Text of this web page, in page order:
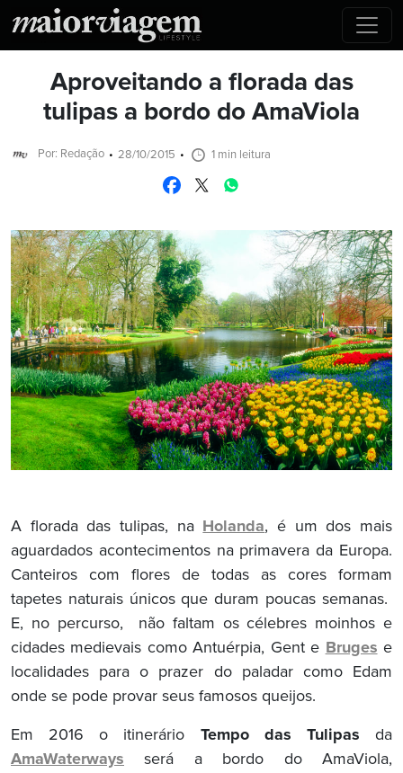
Aproveitando a florada das
tulipas a bordo do AmaViola
Por: Redação 28/10/2015 1 min leitura
A florada das tulipas, na Holanda, é um dos mais
aguardados acontecimentos na primavera da Europa.
Canteiros com flores de todas as cores formam
tapetes naturais únicos que duram poucas semanas.
E, no percurso, não faltam os célebres moinhos e
cidades medievais como Antuérpia, Gent e Bruges e
localidades para o prazer do paladar como Edam
onde se pode provar seus famosos queijos.
Em 2016 o itinerário Tempo das Tulipas da
AmaWaterways será a bordo do AmaViola,